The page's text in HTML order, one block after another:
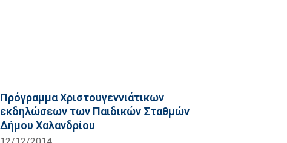
Πρόγραμμα Χριστουγεννιάτικων
εκδηλώσεων των Παιδικών Σταθμών
Δήμου Χαλανδρίου